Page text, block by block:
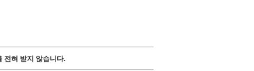
전혀 받지 않습니다.